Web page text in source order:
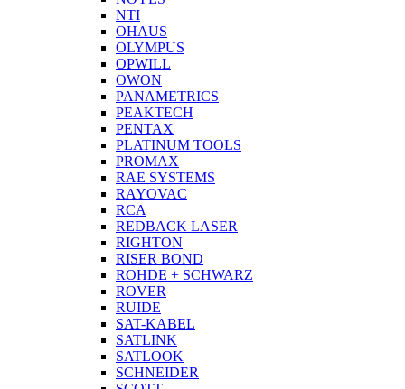
NTI
OHAUS
OLYMPUS
OPWILL
OWON
PANAMETRICS
PEAKTECH
PENTAX
PLATINUM TOOLS
PROMAX
RAE SYSTEMS
RAYOVAC
RCA
REDBACK LASER
RIGHTON
RISER BOND
ROHDE + SCHWARZ
ROVER
RUIDE
SAT-KABEL
SATLINK
SATLOOK
SCHNEIDER